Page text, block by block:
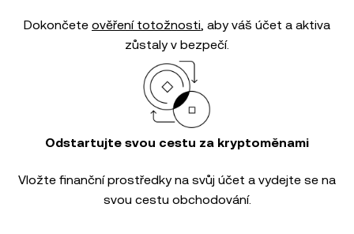
Dokončete ověření totožnosti, aby váš účet a aktiva
zůstaly v bezpečí.
Odstartujte svou cestu za kryptoměnami
Vložte finanční prostředky na svůj účet a vydejte se na
svou cestu obchodování.